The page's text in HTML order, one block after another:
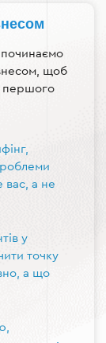
щоб
першого
вас, а не
у
точку
а що